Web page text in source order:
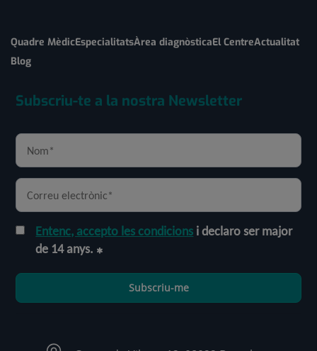
Quadre MèdicEspecialitatsÀrea diagnòsticaEl CentreActualitat
Blog
Subscriu-te a la nostra Newsletter
Entenc, accepto les condicions i declaro ser major
de 14 anys.
Subscriu-me